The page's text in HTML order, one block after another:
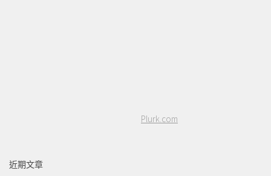
Plurk.com
近期文章